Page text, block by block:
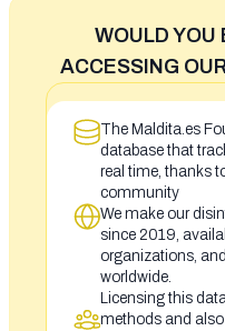
WOULD YOU
ACCESSING
The Maldita.es
database that
real time, thanks
community
We make our
since 2019,
organizations,
worldwide.
Licensing this
methods and also